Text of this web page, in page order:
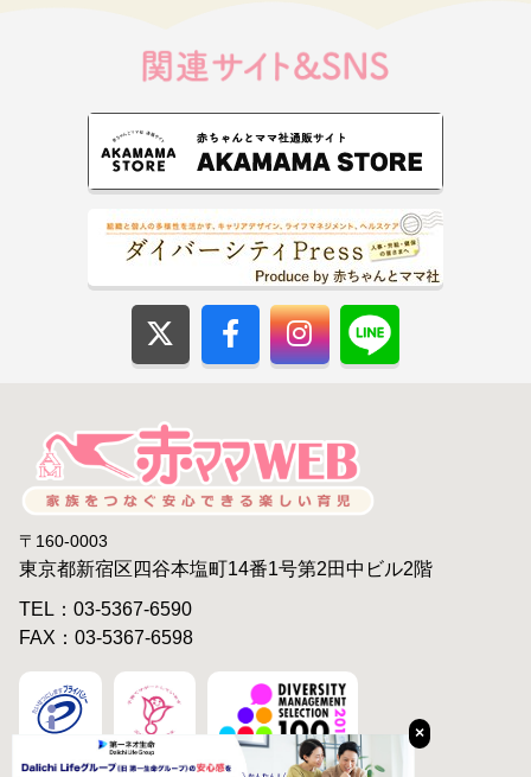
×
〒160-0003
東京都新宿区四谷本塩町14番1号第2田中ビル2階
TEL：03-5367-6590
FAX：03-5367-6598